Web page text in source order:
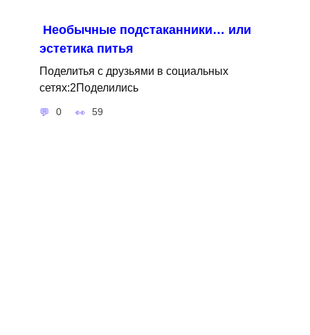
Необычные подстаканники… или
эстетика питья
Поделитья с друзьями в социальных
сетях:2Поделились
0 59